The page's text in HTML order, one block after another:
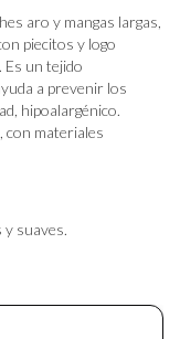
aro y mangas largas,
piecitos y logo
Es un tejido
a prevenir los
hipoalargénico.
con materiales
y suaves.